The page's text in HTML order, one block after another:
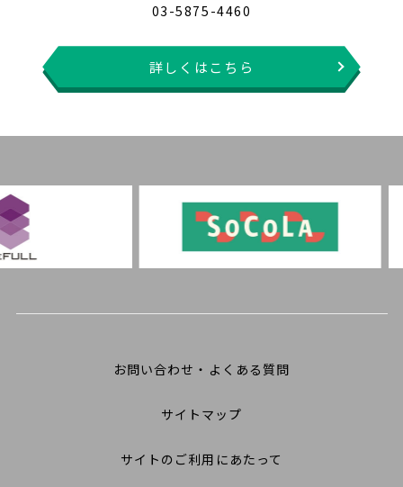
03-5875-4460
詳しくはこちら
お問い合わせ・よくある質問
サイトマップ
サイトのご利用にあたって